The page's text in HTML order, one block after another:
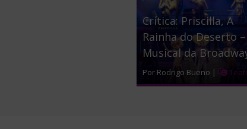
Crítica: Priscilla, A
Rainha do Deserto
Musical da
Por Rodrigo Bueno |